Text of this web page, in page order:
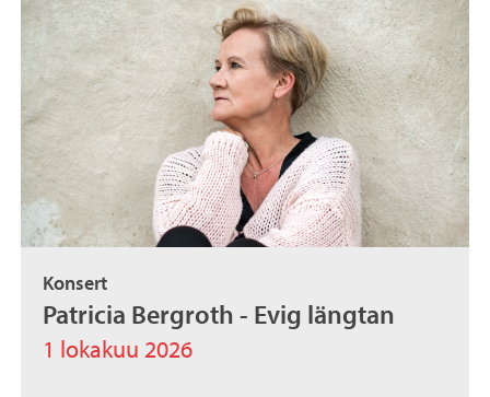
Konsert
Patricia Bergroth - Evig längtan
1 lokakuu 2026